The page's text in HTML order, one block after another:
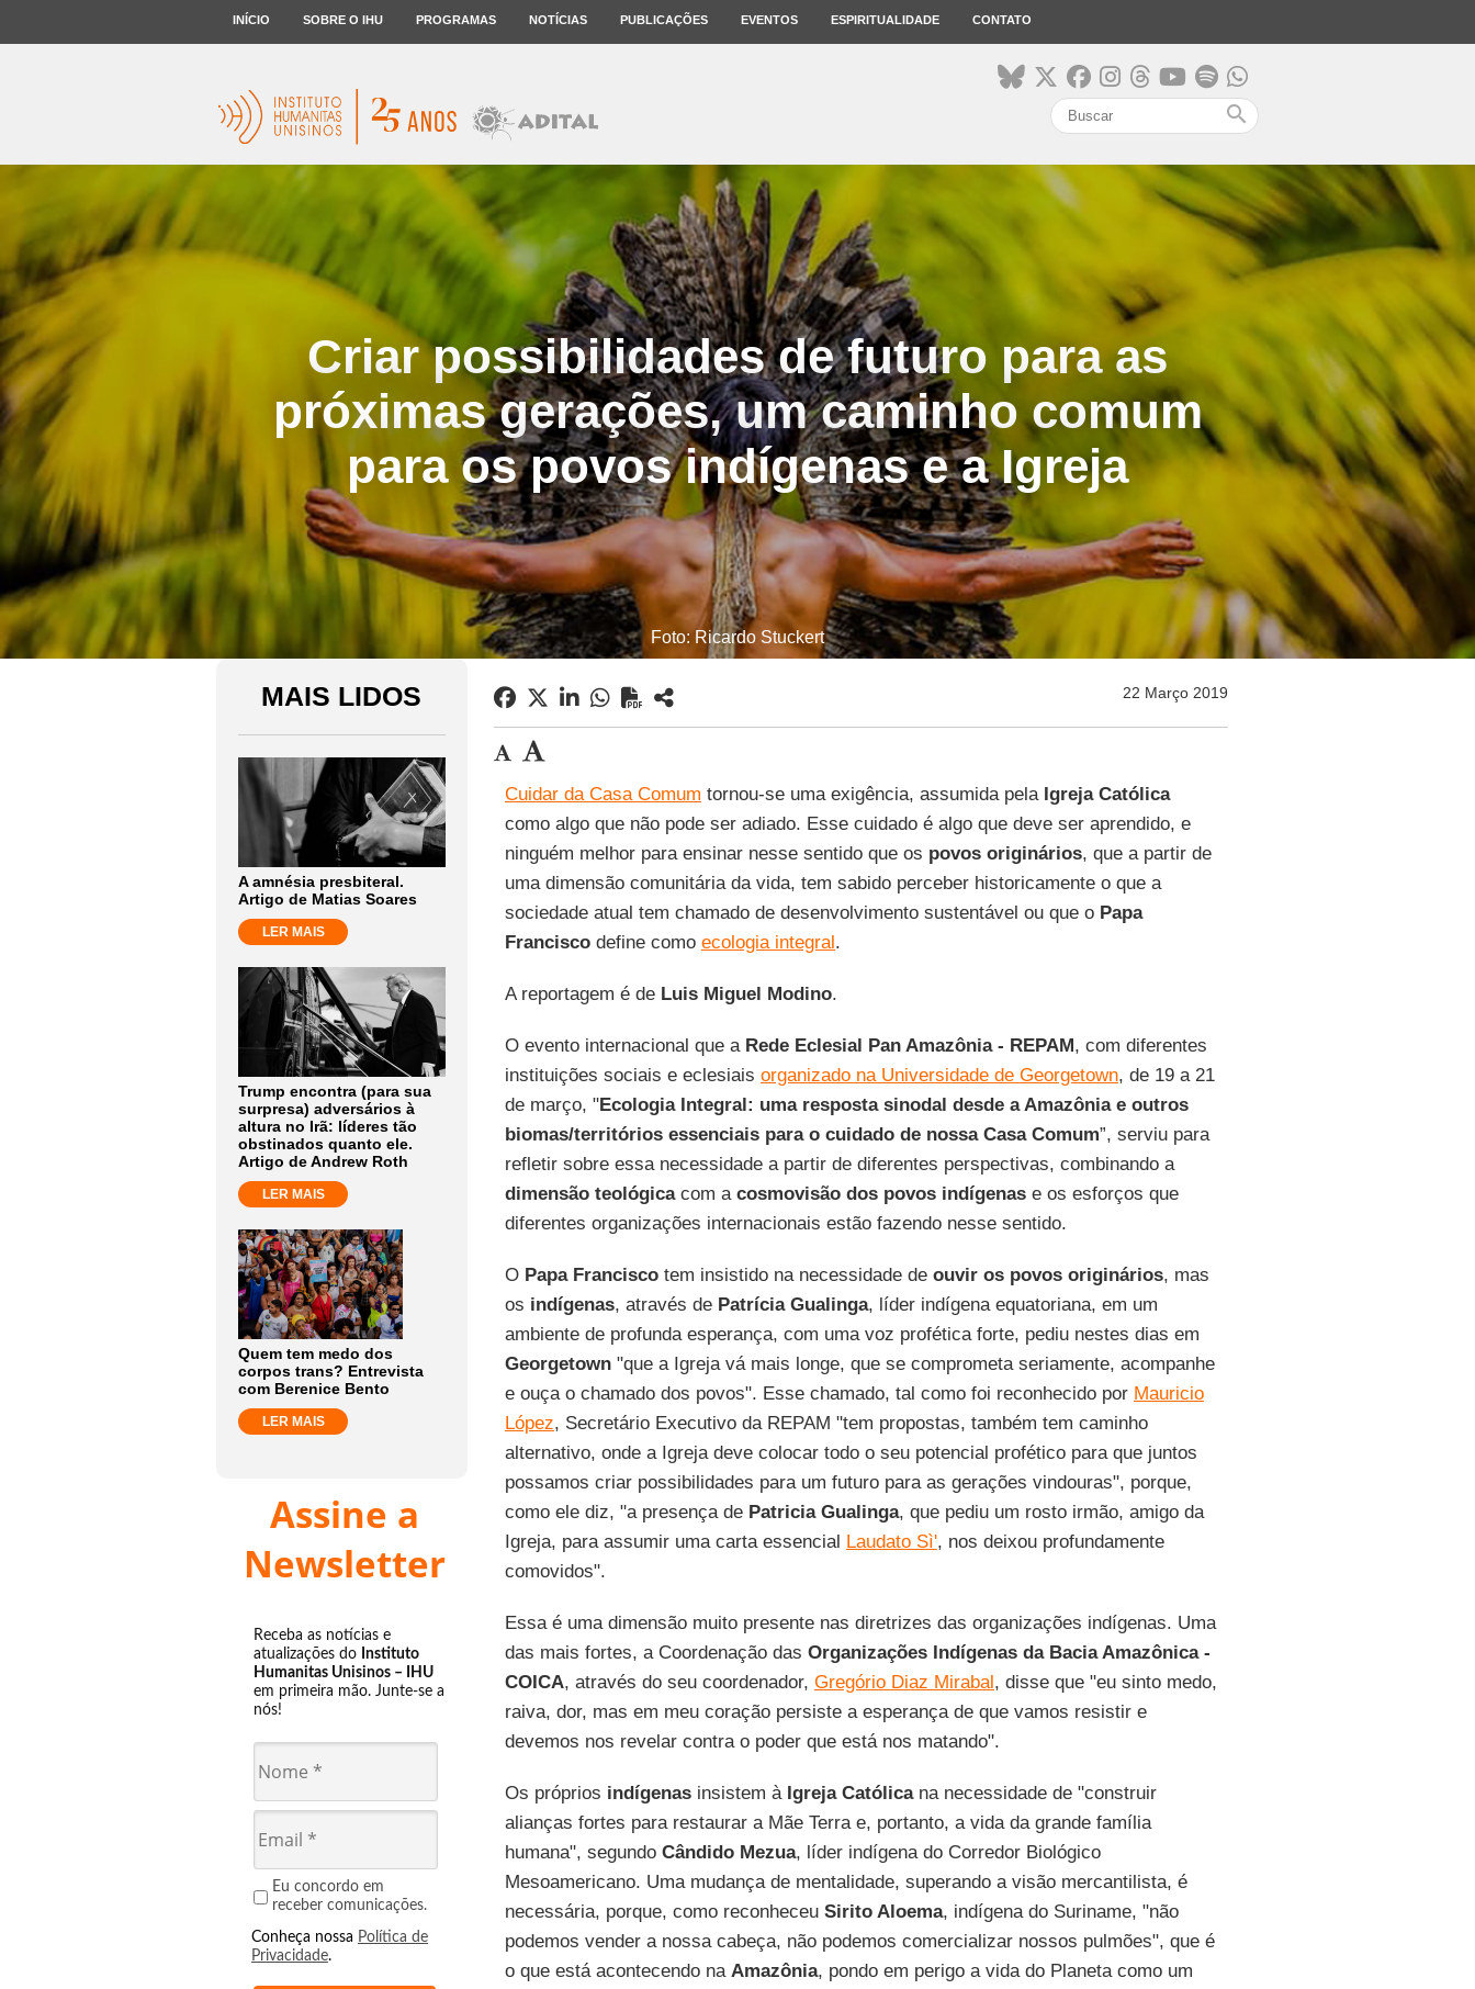
INÍCIO SOBRE O IHU PROGRAMAS NOTÍCIAS PUBLICAÇÕES EVENTOS ESPIRITUALIDADE CONTATO
search
Criar possibilidades de futuro para as
próximas gerações, um caminho comum
para os povos indígenas e a Igreja
Foto: Ricardo Stuckert
MAIS LIDOS
A amnésia presbiteral.
Artigo de Matias Soares
LER MAIS
Trump encontra (para sua
surpresa) adversários à
altura no Irã: líderes tão
obstinados quanto ele.
Artigo de Andrew Roth
LER MAIS
Quem tem medo dos
corpos trans? Entrevista
com Berenice Bento
LER MAIS
Assine a
Newsletter
Receba as notícias e
atualizações do Instituto
Humanitas Unisinos – IHU
em primeira mão. Junte-se a
nós!
Eu concordo em
receber comunicações.
Conheça nossa Política de
Privacidade.
22 Março 2019
Cuidar da Casa Comum tornou-se uma exigência, assumida pela Igreja Católica
como algo que não pode ser adiado. Esse cuidado é algo que deve ser aprendido, e
ninguém melhor para ensinar nesse sentido que os povos originários, que a partir de
uma dimensão comunitária da vida, tem sabido perceber historicamente o que a
sociedade atual tem chamado de desenvolvimento sustentável ou que o Papa
Franciscodefine como ecologia integral.
A reportagem é de Luis Miguel Modino.
O evento internacional que a Rede Eclesial Pan Amazônia - REPAM, com diferentes
instituições sociais e eclesiais organizado na Universidade de Georgetown, de 19 a 21
de março, "Ecologia Integral: uma resposta sinodal desde a Amazônia e outros
biomas/territórios essenciais para o cuidado de nossa Casa Comum”, serviu para
refletir sobre essa necessidade a partir de diferentes perspectivas, combinando a
dimensão teológicacom a cosmovisão dos povos indígenase os esforços que
diferentes organizações internacionais estão fazendo nesse sentido.
OPapa Franciscotem insistido na necessidade de ouvir os povos originários, mas
os indígenas, através dePatrícia Gualinga, líder indígena equatoriana, em um
ambiente de profunda esperança, com uma voz profética forte, pediu nestes dias em
Georgetown"que a Igreja vá mais longe, que se comprometa seriamente, acompanhe
e ouça o chamado dos povos". Esse chamado, tal como foi reconhecido por Mauricio
López, Secretário Executivo da REPAM "tem propostas, também tem caminho
alternativo, onde a Igreja deve colocar todo o seu potencial profético para que juntos
possamos criar possibilidades para um futuro para as gerações vindouras", porque,
como ele diz, "a presença dePatricia Gualinga, que pediu um rosto irmão, amigo da
Igreja, para assumir uma carta essencial Laudato Sì', nos deixou profundamente
comovidos".
Essa é uma dimensão muito presente nas diretrizes das organizações indígenas. Uma
das mais fortes, a Coordenação das Organizações Indígenas da Bacia Amazônica -
COICA, através do seu coordenador, Gregório Diaz Mirabal, disse que "eu sinto medo,
raiva, dor, mas em meu coração persiste a esperança de que vamos resistir e
devemos nos revelar contra o poder que está nos matando".
Os próprios indígenasinsistem à Igreja Católicana necessidade de "construir
alianças fortes para restaurar a Mãe Terra e, portanto, a vida da grande família
humana", segundo Cândido Mezua, líder indígena do Corredor Biológico
Mesoamericano. Uma mudança de mentalidade, superando a visão mercantilista, é
necessária, porque, como reconheceuSirito Aloema, indígena do Suriname, "não
podemos vender a nossa cabeça, não podemos comercializar nossos pulmões", que é
o que está acontecendo na Amazônia, pondo em perigo a vida do Planeta como um